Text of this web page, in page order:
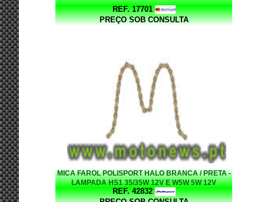
REF. 17701
PREÇO SOB CONSULTA
MICA FAROL POLISPORT HALO BRANCA / PRETA -
LAMPADA HS1 35/35W 12V E W5W 5W 12V
REF. 42832